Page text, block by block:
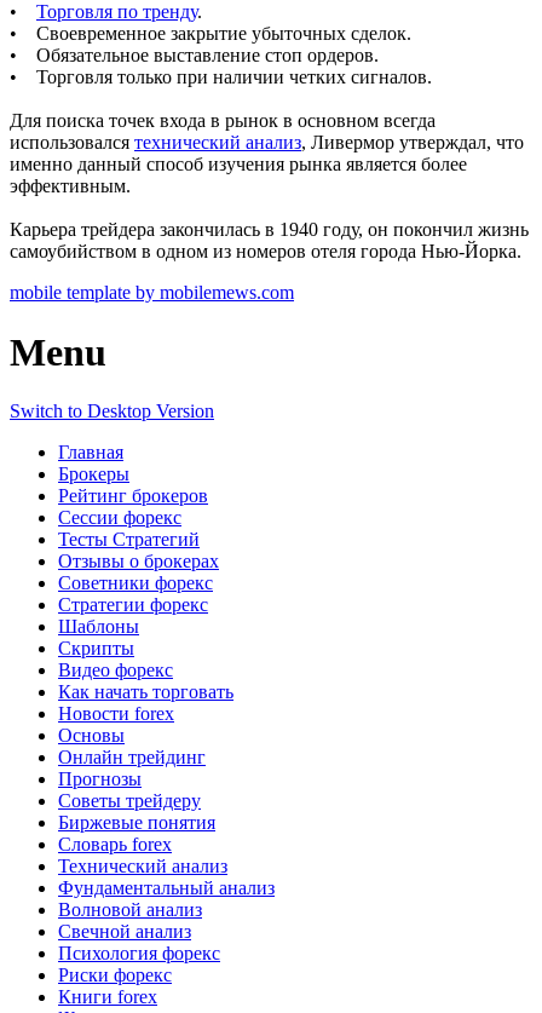
• Торговля по тренду.
• Своевременное закрытие убыточных сделок.
• Обязательное выставление стоп ордеров.
• Торговля только при наличии четких сигналов.
Для поиска точек входа в рынок в основном всегда
использовался технический анализ, Ливермор утверждал, что
именно данный способ изучения рынка является более
эффективным.
Карьера трейдера закончилась в 1940 году, он покончил жизнь
самоубийством в одном из номеров отеля города Нью-Йорка.
mobile template by mobilemews.com
Menu
Switch to Desktop Version
Главная
Брокеры
Рейтинг брокеров
Сессии форекс
Тесты Стратегий
Отзывы о брокерах
Советники форекс
Стратегии форекс
Шаблоны
Скрипты
Видео форекс
Как начать торговать
Новости forex
Основы
Онлайн трейдинг
Прогнозы
Советы трейдеру
Биржевые понятия
Словарь forex
Технический анализ
Фундаментальный анализ
Волновой анализ
Свечной анализ
Психология форекс
Риски форекс
Книги forex